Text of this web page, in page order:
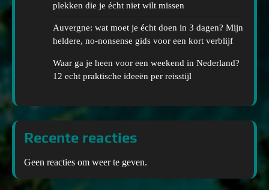
plekken die je écht niet wilt missen
Auvergne: wat moet je écht doen in 3 dagen? Mijn
heldere, no-nonsense gids voor een kort verblijf
Waar ga je heen voor een weekend in Nederland?
12 echt praktische ideeën per reisstijl
Recente reacties
Geen reacties om weer te geven.